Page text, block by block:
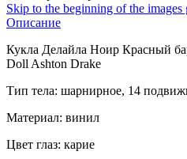
Skip to the beginning of the images
Описание
Кукла Делайла Ноир Красный
Doll Ashton Drake
Тип тела: шарнирное, 14
Материал: винил
Цвет глаз: карие